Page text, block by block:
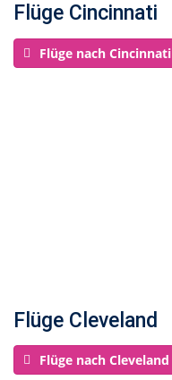
Flüge Cincinnati
Flüge nach Cincinnati
Flüge Cleveland
Flüge nach Cleveland